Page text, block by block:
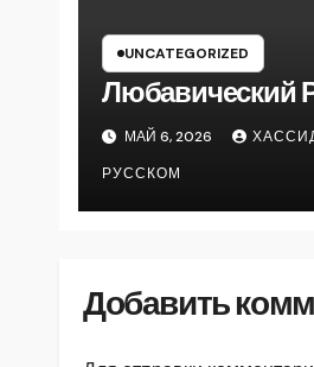
UNCATEGORIZED
Любавический
МАЙ 6, 2026
РУССКОМ
Добавить